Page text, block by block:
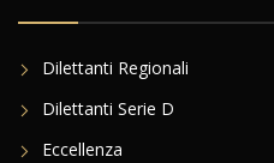
Dilettanti Regionali
Dilettanti Serie D
Eccellenza